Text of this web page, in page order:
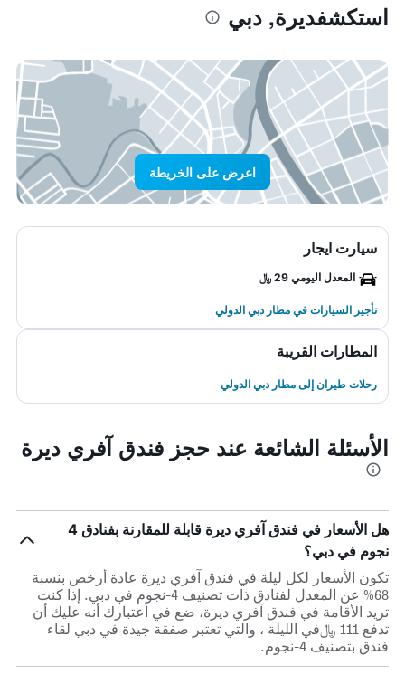
استكشفديرة, دبي
اعرض على الخريطة
سيارت ايجار
المعدل اليومي 29 ﷼
تأجير السيارات في مطار دبي الدولي
المطارات القريبة
رحلات طيران إلى مطار دبي الدولي
الأسئلة الشائعة عند حجز فندق آفري ديرة
هل الأسعار في فندق آفري ديرة قابلة للمقارنة بفنادق 4
نجوم في دبي؟
تكون الأسعار لكل ليلة في فندق آفري ديرة عادة أرخص بنسبة
68% عن المعدل لفنادق ذات تصنيف 4-نجوم في دبي. إذا كنت
تريد الأقامة في فندق آفري ديرة، ضع في اعتبارك أنه عليك أن
تدفع 111 ﷼في الليلة ، والتي تعتبر صفقة جيدة في دبي لقاء
فندق بتصنيف 4-نجوم.